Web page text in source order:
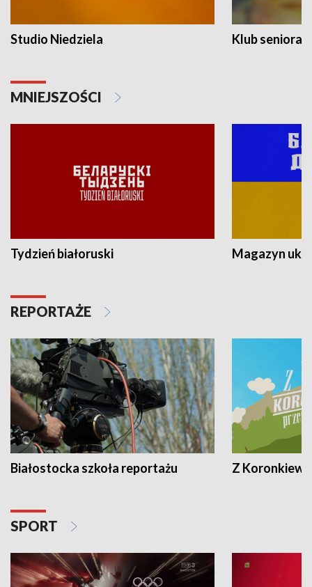
Studio Niedziela Klub seniora
MNIEJSZOŚCI
Tydzień białoruski Magazyn
REPORTAŻE
Białostocka szkoła reportażu Z
SPORT